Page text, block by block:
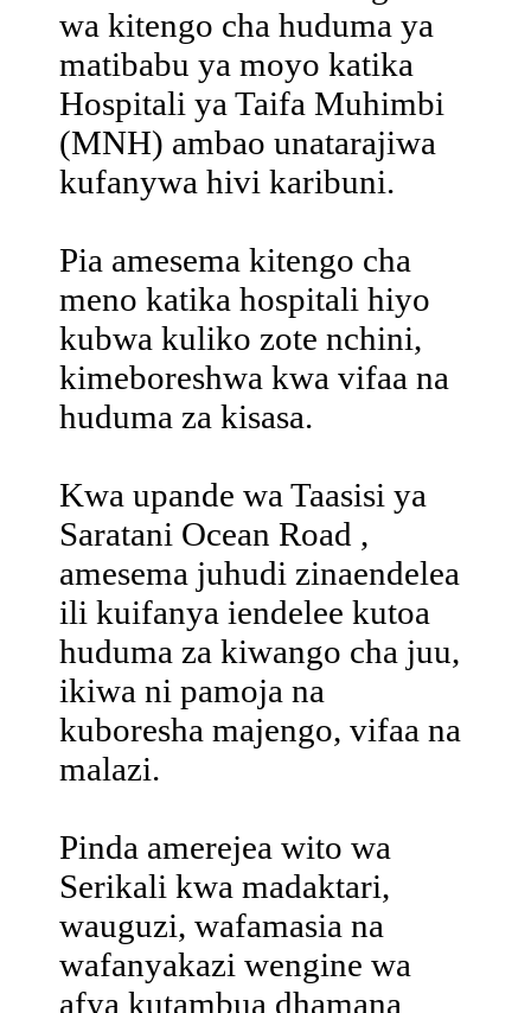
wa kitengo cha huduma ya
matibabu ya moyo katika
Hospitali ya Taifa Muhimbi
(MNH) ambao unatarajiwa
kufanywa hivi karibuni.
Pia amesema kitengo cha
meno katika hospitali hiyo
kubwa kuliko zote nchini,
kimeboreshwa kwa vifaa na
huduma za kisasa.
Kwa upande wa Taasisi ya
Saratani Ocean Road ,
amesema juhudi zinaendelea
ili kuifanya iendelee kutoa
huduma za kiwango cha juu,
ikiwa ni pamoja na
kuboresha majengo, vifaa na
malazi.
Pinda amerejea wito wa
Serikali kwa madaktari,
wauguzi, wafamasia na
wafanyakazi wengine wa
afya kutambua dhamana